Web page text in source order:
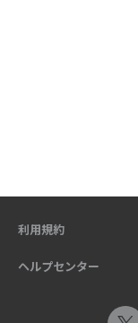
利用規約
ヘルプセンター